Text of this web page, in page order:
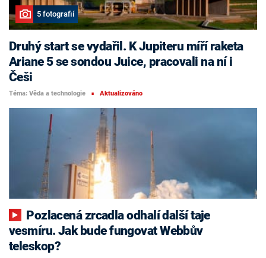
5 fotografií
Druhý start se vydařil. K Jupiteru míří raketa
Ariane 5 se sondou Juice, pracovali na ní i
Češi
Téma: Věda a technologie ■ Aktualizováno
vesmíru. Jak bude fungovat Webbův
teleskop?